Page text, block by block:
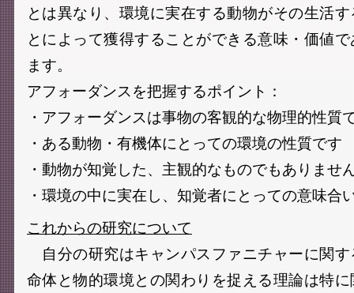
とは異なり、環境に実在する動物がその生活
とによって獲得することができる意味・価値
ます。
アフォーダンスを把握するポイント：
・アフォーダンスは事物の客観的な物理的性質
・ある動物・有機体にとっての環境の性質です
・動物が知覚した、主観的なものでもありませ
・環境の中に実在し、知覚者にとっての意味合
これからの研究について
自分の研究はキャンパスファニチャーに関
命体と物的環境との関わりを捉える理論は特